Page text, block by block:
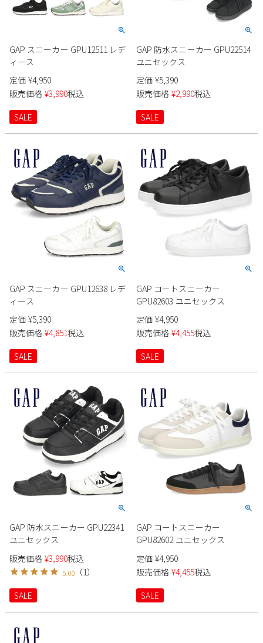
6
7 8
12
19
27
28 29
新規会員登録
会社概要
プライバシーポリシー
特定商取引法に基づく表示
お問い合わせ
GAP スニーカー GPU12511 レデ
ィース
定価 ¥4,950
販売価格 ¥3,990税込
SALE
GAP 防水スニーカー GPU22514
ユニセックス
定価 ¥5,390
販売価格 ¥2,990税込
SALE
GAP スニーカー GPU12638 レデ
ィース
定価 ¥5,390
販売価格 ¥4,851税込
SALE
GAP コートスニーカー
GPU82603 ユニセックス
定価 ¥4,950
販売価格 ¥4,455税込
SALE
GAP 防水スニーカー GPU22341
ユニセックス
販売価格 ¥3,990税込
5.00 （1）
SALE
GAP コートスニーカー
GPU82602 ユニセックス
定価 ¥4,950
販売価格 ¥4,455税込
SALE